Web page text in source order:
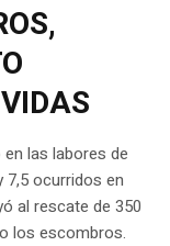
las labores de
ocurridos en
al rescate de 350
los escombros.